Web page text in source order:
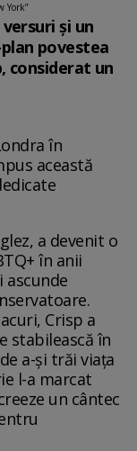
York”
și un
povestea
considerat un
în
această
a devenit o
în anii
ascunde
Crisp a
stabilească în
a-și trăi viața
l-a marcat
un cântec